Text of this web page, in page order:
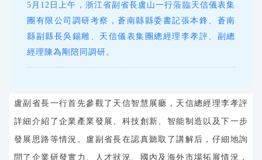
5月12日上午，浙江省副省長盧山一行蒞臨天信儀表集
團有限公司調研考察，蒼南縣縣委書記張本鋒、蒼南
縣副縣長吳錫雕、天信儀表集團總經理李孝評、副總
經理陳為剛陪同調研。
盧副省長一行首先參觀了天信智慧展廳，天信總經理李孝評
詳細介紹了企業產業發展、科技創新、智能制造以及下一步
發展思路等情況。盧副省長在認真聽取了講解后，仔細地詢
問了企業研發實力、人才狀況、國內及海外市場拓展情況，